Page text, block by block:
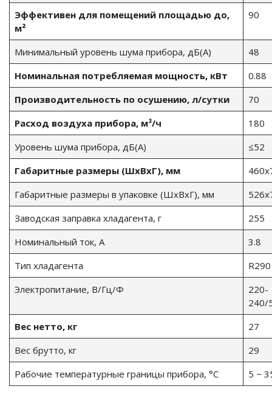
Эффективен для помещений площадью до,
м²
90
Минимальный уровень шума прибора, дБ(А)
48
Номинальная потребляемая мощность, кВт
0.88
Производительность по осушению, л/сутки
70
Расход воздуха прибора, м³/ч
180
Уровень шума прибора, дБ(А)
≤52
Габаритные размеры (ШxВxГ), мм
Габаритные размеры в упаковке (ШxВxГ), мм
Заводская заправка хладагента, г
255
Номинальный ток, А
3.8
Тип хладагента
R290
Электропитание, В/Гц/Ф
220-
240/
Вес нетто, кг
27
Вес брутто, кг
29
Рабочие температурные границы прибора, °C
5 ~